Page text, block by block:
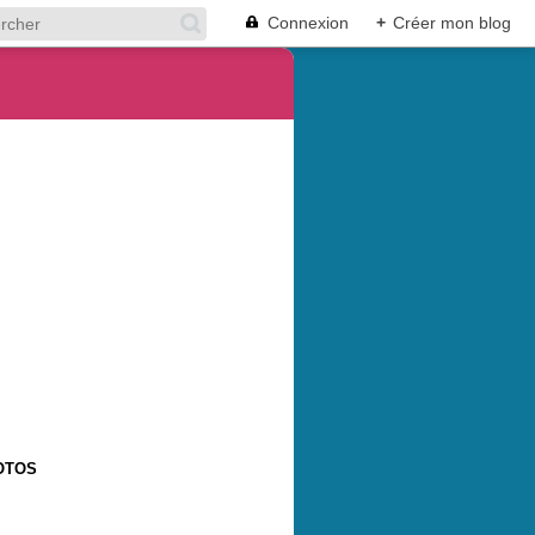
Connexion + Créer mon blog